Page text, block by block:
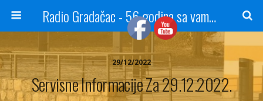
Radio Gradačac - 56 godina sa vama...
29/12/2022
Servisne Informacije Za 29.12.2022.